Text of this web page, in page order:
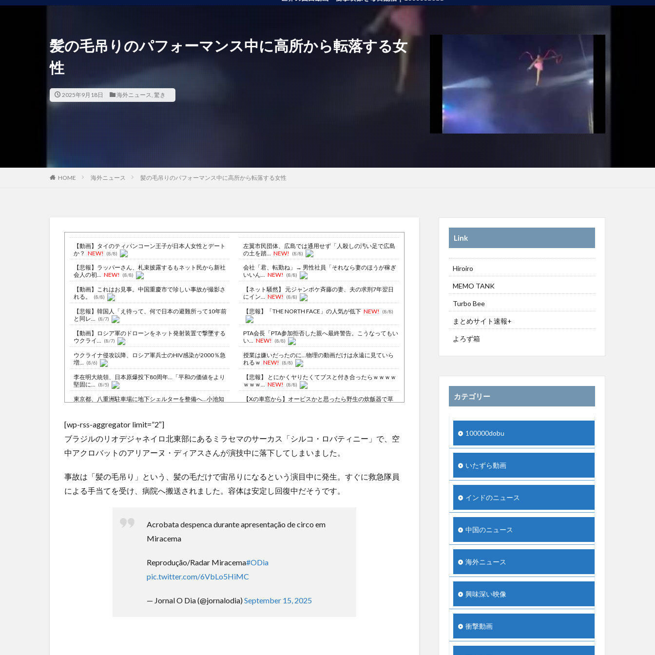
髪の毛吊りのパフォーマンス中に高所から転落する女
性
2025年9月18日 海外ニュース, 驚き
HOME 海外ニュース 髪の毛吊りのパフォーマンス中に高所から転落する女性
【動画】タイのティパンコーン王子が日本人女性とデート
か？ NEW! (8/8)
【悲報】ラッパーさん、札束披露するもネット民から新社
会人の初... NEW! (8/8)
【動画】これはお見事。中国重慶市で珍しい事故が撮影さ
れる。
(8/8)
【悲報】韓国人「え待って、何で日本の避難所って10年前
と同レ... (8/7)
【動画】ロシア軍のドローンをネット発射装置で撃墜する
ウクライ... (8/7)
ウクライナ侵攻以降、ロシア軍兵士のHIV感染が2000％急
増... (8/6)
李在明大統領、日本原爆投下80周年…「平和の価値をより
堅固に... (8/5)
東京都、八重洲駐車場に地下シェルターを整備へ…小池知
【動画】戦犯はどっち？ｗｗｗｗｗｗｗｗｗｗｗｗｗｗｗ
ｗｗｗｗ... NEW! (8/8)
【悲報】仙台育英の女部員←ベンチ入り 強豪校のジャガ
イモダン... NEW! (8/8)
ｗｗ
(5/20)
金正恩「経済制裁、正直キツいです・・・本当は核を使う
つもりな...
(5/20)
顔20点、体80点と評価されていた女子学生が男子学生らの
【中国】パトカーの前で好演技www当たり屋やお煽り運転
左翼市民団体、広島では通用せず「人殺しの汚い足で広島
の土を踏...
NEW! (8/8)
会社「君、転勤ね」→ 男性社員「それなら妻のほうが稼ぎ
いいん... NEW! (8/8)
【ネット騒然】 元ジャンポケ斉藤の妻、夫の求刑7年翌日
にイン... NEW! (8/8)
【悲報】「THE NORTH FACE」の人気が低下 NEW! (8/8)
PTA会長「PTA参加拒否した親へ最終警告。こうなってもい
い... NEW! (8/8)
授業は嫌いだったのに…物理の動画だけは永遠に見ていら
れるｗ NEW! (8/8)
【悲報】 とにかくヤりたくてブスと付き合ったらｗｗｗｗ
ｗｗｗ... NEW! (8/8)
【Xの車窓から】オービスかと思ったら野生の炊飯器で草
ハードオフに売っていた4万4000円のフィギュアがヤバす
ぎる... (5/20)
険な手術...
うちのネコが目の前にいた。私が上に物を投げるフリをす
る → ... (5/20)
【GIF】JSのカンチョーワロタ
【中国】パトカーの前で好演技www当たり屋やお煽り運転
など盛...
動6選
[wp-rss-aggregator limit=”2″]
ブラジルのリオデジャネイロ北東部にあるミラセマのサーカス「シルコ・ロバティニー」で、空
中アクロバットのアリアーヌ・ディアスさんが演技中に落下してしまいました。
事故は「髪の毛吊り」という、髪の毛だけで宙吊りになるという演目中に発生。すぐに救急隊員
による手当てを受け、病院へ搬送されました。容体は安定し回復中だそうです。
Acrobata despenca durante apresentação de circo em
Miracema
Reprodução/Radar Miracema#ODia
pic.twitter.com/6VbLo5HiMC
— Jornal O Dia (@jornalodia)September 15, 2025
Link
Hiroiro
MEMO TANK
Turbo Bee
まとめサイト速報+
よろず箱
カテゴリー
100000dobu
いたずら動画
インドのニュース
中国のニュース
海外ニュース
興味深い映像
衝撃動画